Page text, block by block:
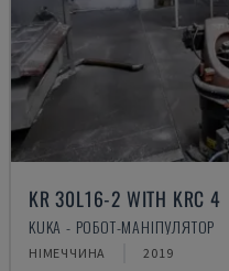
KR 30L16-2 WITH KRC 4
KUKA - РОБОТ-МАНІПУЛЯТОР
НІМЕЧЧИНА 2019